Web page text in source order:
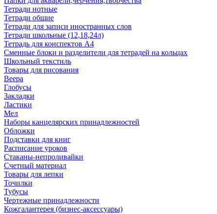
Тетради нотные
Тетради общие
Тетради для записи иностранных слов
Тетради школьные (12,18,24л)
Тетрадь для конспектов А4
Сменные блоки и разделители для тетрадей на кольцах
Школьный текстиль
Товары для рисования
Веера
Глобусы
Закладки
Ластики
Мел
Наборы канцелярских принадлежностей
Обложки
Подставки для книг
Расписание уроков
Стаканы-непроливайки
Счетный материал
Товары для лепки
Точилки
Тубусы
Чертежные принадлежности
Кожгалантерея (бизнес-аксессуары)